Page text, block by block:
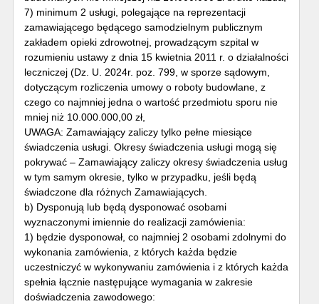
7) minimum 2 usługi, polegające na reprezentacji
zamawiającego będącego samodzielnym publicznym
zakładem opieki zdrowotnej, prowadzącym szpital w
rozumieniu ustawy z dnia 15 kwietnia 2011 r. o działalności
leczniczej (Dz. U. 2024r. poz. 799, w sporze sądowym,
dotyczącym rozliczenia umowy o roboty budowlane, z
czego co najmniej jedna o wartość przedmiotu sporu nie
mniej niż 10.000.000,00 zł,
UWAGA: Zamawiający zaliczy tylko pełne miesiące
świadczenia usługi. Okresy świadczenia usługi mogą się
pokrywać – Zamawiający zaliczy okresy świadczenia usług
w tym samym okresie, tylko w przypadku, jeśli będą
świadczone dla różnych Zamawiających.
b) Dysponują lub będą dysponować osobami
wyznaczonymi imiennie do realizacji zamówienia:
1) będzie dysponował, co najmniej 2 osobami zdolnymi do
wykonania zamówienia, z których każda będzie
uczestniczyć w wykonywaniu zamówienia i z których każda
spełnia łącznie następujące wymagania w zakresie
doświadczenia zawodowego: